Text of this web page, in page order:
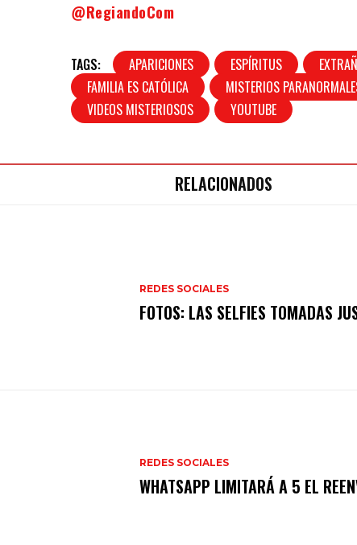
@RegiandoCom
TAGS: APARICIONES ESPÍRITUS
FAMILIA ES CATÓLICA
MISTERIOS
VIDEOS MISTERIOSOS
YOUTUBE
RELACIONADOS
REDES SOCIALES
FOTOS: LAS SELFIES TOMADAS
REDES SOCIALES
WHATSAPP LIMITARÁ A 5 EL